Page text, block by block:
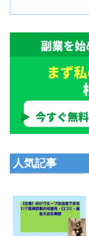
人気記事